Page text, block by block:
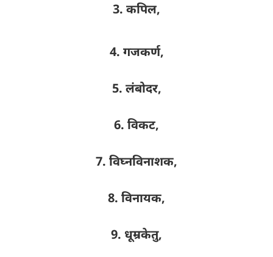
3. कपिल,
4. गजकर्ण,
5. लंबोदर,
6. विकट,
7. विघ्नविनाशक,
8. विनायक,
9. धूम्रकेतु,